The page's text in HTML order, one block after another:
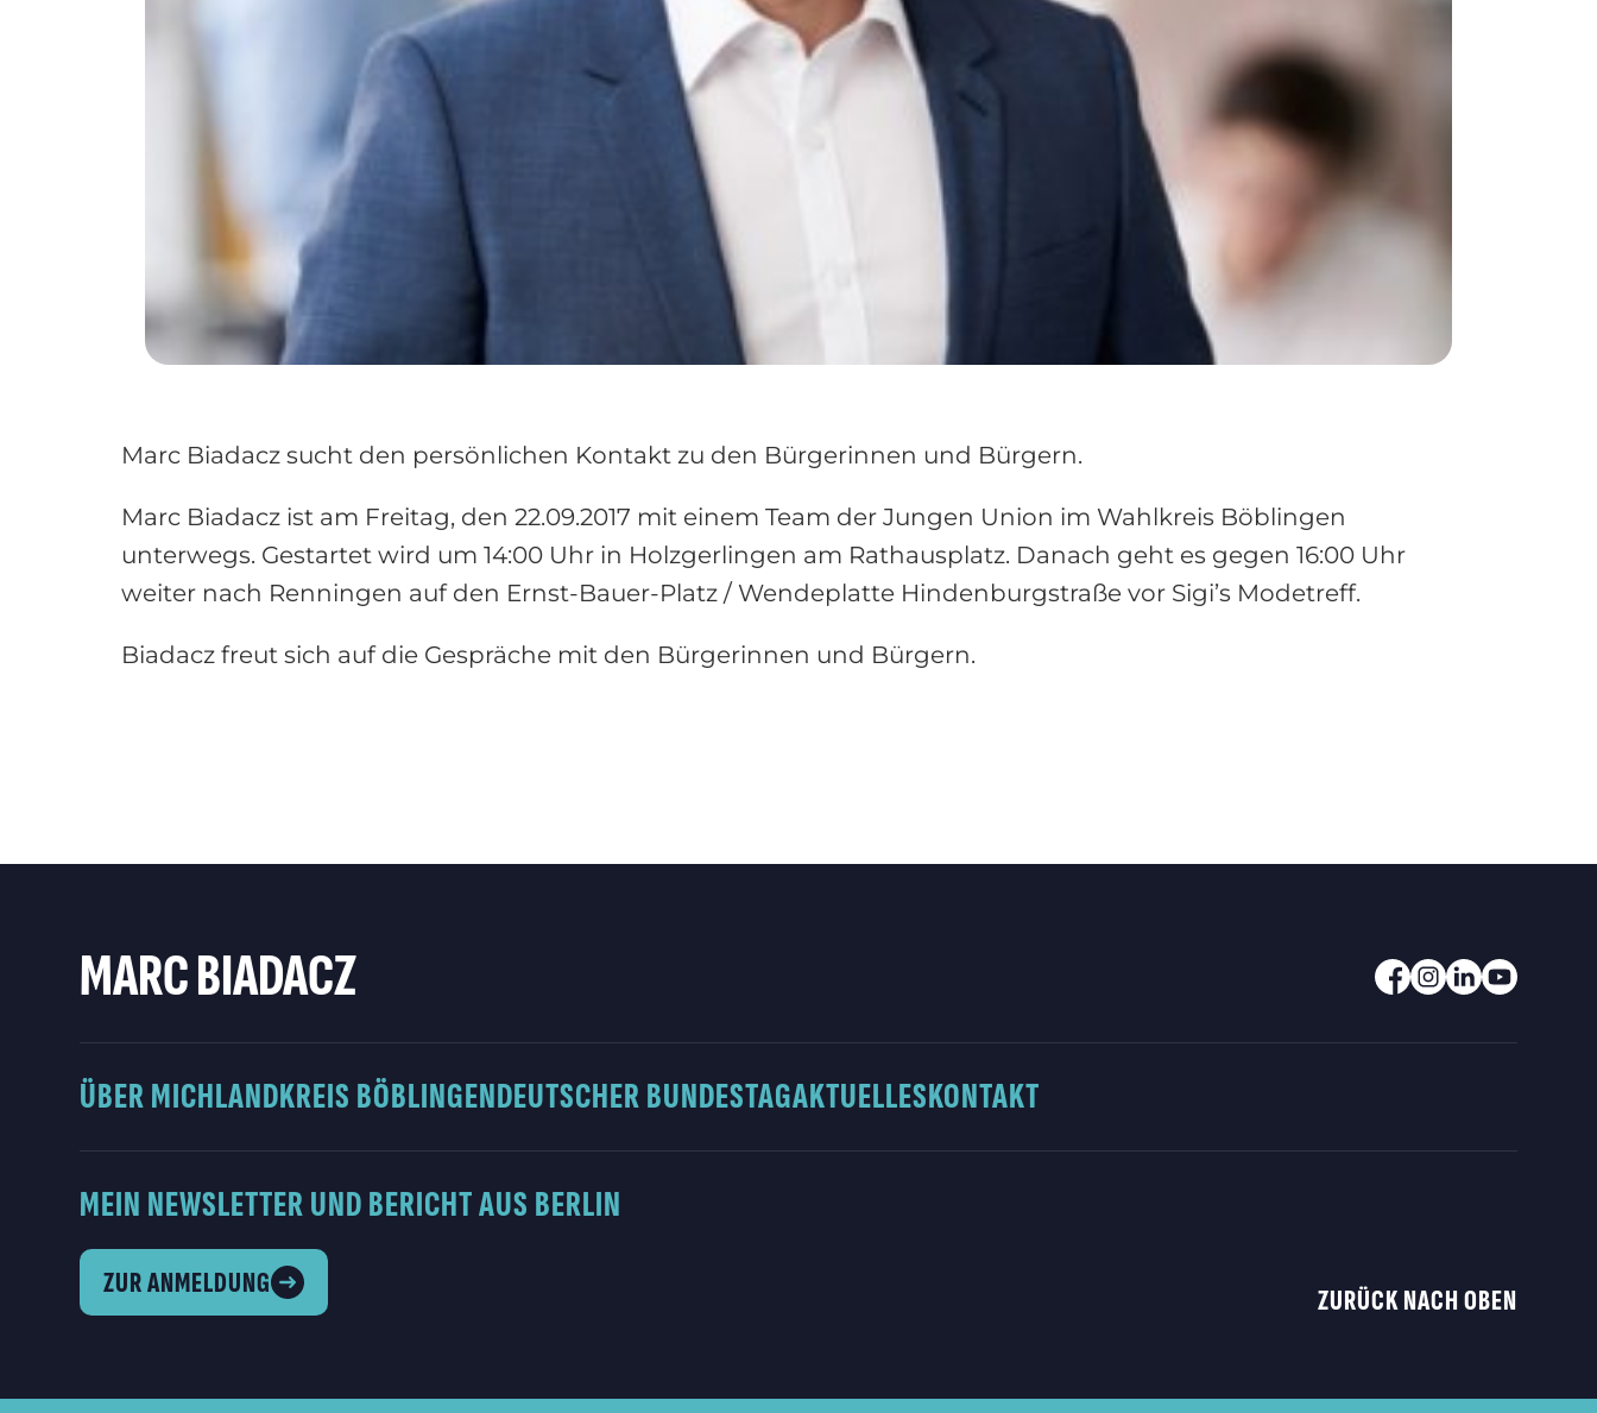
Marc Biadacz sucht den persönlichen Kontakt zu den Bürgerinnen und Bürgern.
Marc Biadacz ist am Freitag, den 22.09.2017 mit einem Team der Jungen Union im Wahlkreis Böblingen
unterwegs. Gestartet wird um 14:00 Uhr in Holzgerlingen am Rathausplatz. Danach geht es gegen 16:00 Uhr
weiter nach Renningen auf den Ernst-Bauer-Platz / Wendeplatte Hindenburgstraße vor Sigi’s Modetreff.
Biadacz freut sich auf die Gespräche mit den Bürgerinnen und Bürgern.
MARC BIADACZ
ÜBER MICHLANDKREIS BÖBLINGENDEUTSCHER BUNDESTAGAKTUELLESKONTAKT
MEIN NEWSLETTER UND BERICHT AUS BERLIN
ZUR ANMELDUNG
ZURÜCK NACH OBEN